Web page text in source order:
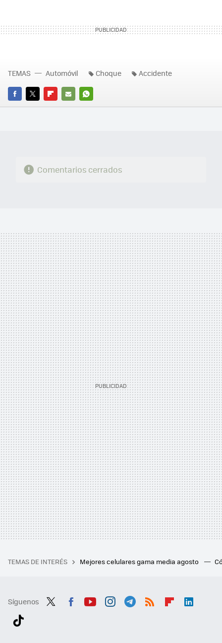
FACEBOOK
TWITTERFLIPBOARD
E-
WHATSAPP
TEMAS Automóvil Choque Accidente
Comentarios cerrados
TEMAS DE INTERÉS Mejores celulares gama media agosto
Síguenos